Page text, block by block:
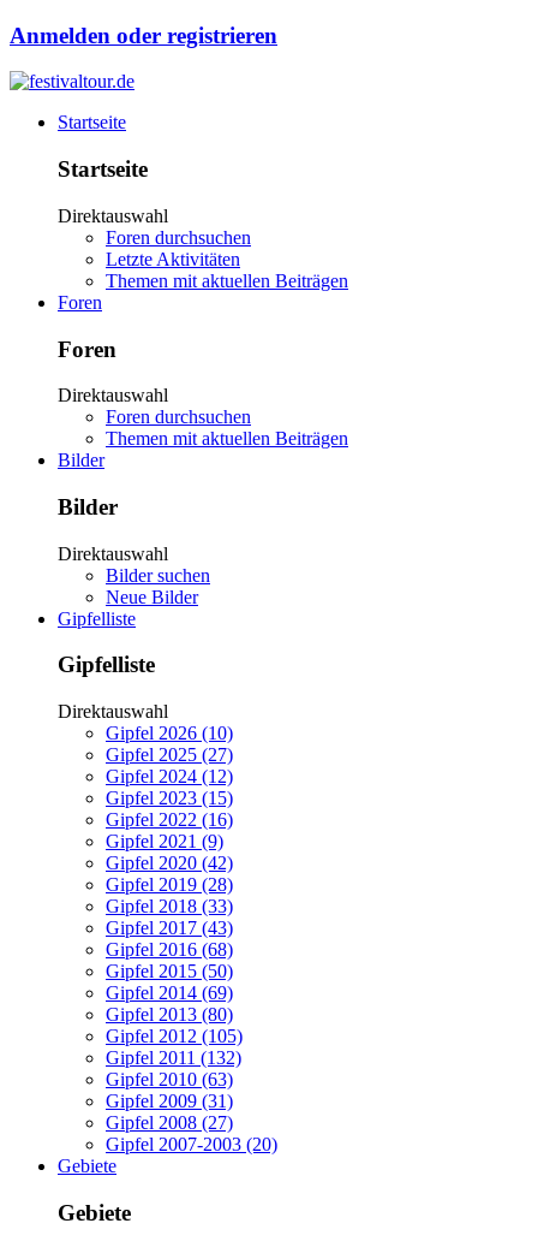
Anmelden oder registrieren
Startseite
Startseite
Direktauswahl
Foren durchsuchen
Letzte Aktivitäten
Themen mit aktuellen Beiträgen
Foren
Foren
Direktauswahl
Foren durchsuchen
Themen mit aktuellen Beiträgen
Bilder
Bilder
Direktauswahl
Bilder suchen
Neue Bilder
Gipfelliste
Gipfelliste
Direktauswahl
Gipfel 2026 (10)
Gipfel 2025 (27)
Gipfel 2024 (12)
Gipfel 2023 (15)
Gipfel 2022 (16)
Gipfel 2021 (9)
Gipfel 2020 (42)
Gipfel 2019 (28)
Gipfel 2018 (33)
Gipfel 2017 (43)
Gipfel 2016 (68)
Gipfel 2015 (50)
Gipfel 2014 (69)
Gipfel 2013 (80)
Gipfel 2012 (105)
Gipfel 2011 (132)
Gipfel 2010 (63)
Gipfel 2009 (31)
Gipfel 2008 (27)
Gipfel 2007-2003 (20)
Gebiete
Gebiete